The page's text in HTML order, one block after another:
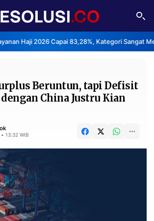
Capai 83,28%, Kategori Sangat Memuaskan. •
TENTANG
IKLAN
PERSONA
NASIONAL
SPORT
Beruntun, tapi Defisit
China Justru Kian
13:32 WIB